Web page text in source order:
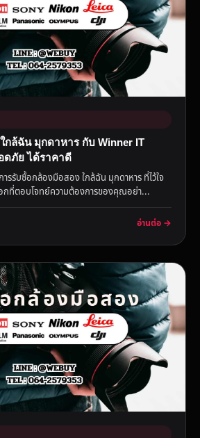
กล้ฉัน มุกดาหาร กับ Winner IT
ดภัย ได้ราคาดี
รรับซื้อกล้องมือสอง ใกล้ฉัน มุกดาหาร ที่ไว้ใจ
กที่ตอบโจทย์ความต้องการของคุณอย่า...
อ่านต่อ →